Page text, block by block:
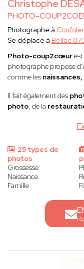
Christophe
PHOTO-
Photographe à
Se déplace à Bellac
Photo-coup2cœur
photographe propose
comme les
Il fait également des
photo, de la
25 types de
photos
Grossesse
Naissance
Famille